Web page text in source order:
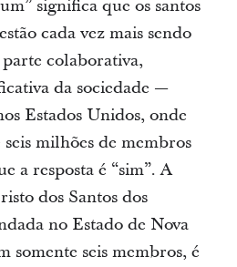
significa que os santos
cada vez mais sendo
colaborativa,
da sociedade —
Estados Unidos, onde
milhões de membros
a resposta é “sim”. A
dos Santos dos
no Estado de Nova
somente seis membros, é